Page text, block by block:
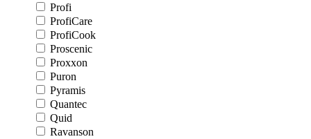
Profi
ProfiCare
ProfiCook
Proscenic
Proxxon
Puron
Pyramis
Quantec
Quid
Ravanson